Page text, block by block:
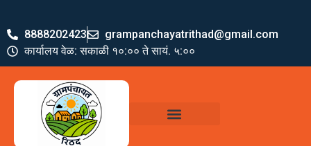
8888202423
grampanchayatrithad@gmail.com
कार्यालय वेळ: सकाळी १०:०० ते सायं. ५:००